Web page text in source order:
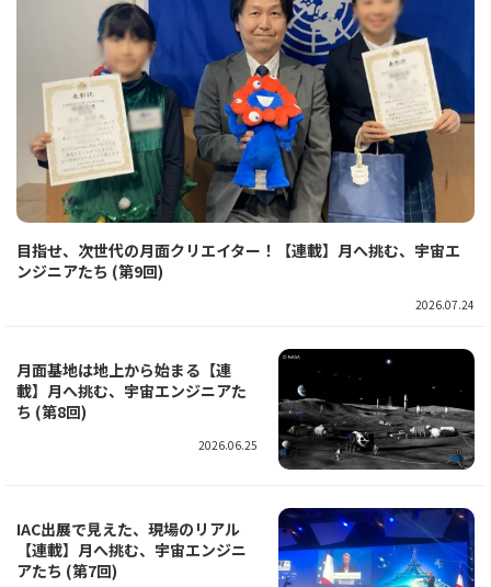
目指せ、次世代の月面クリエイター！【連載】月へ挑む、宇宙エ
ンジニアたち (第9回)
2026.07.24
月面基地は地上から始まる【連
載】月へ挑む、宇宙エンジニアた
ち (第8回)
2026.06.25
IAC出展で見えた、現場のリアル
【連載】月へ挑む、宇宙エンジニ
アたち (第7回)